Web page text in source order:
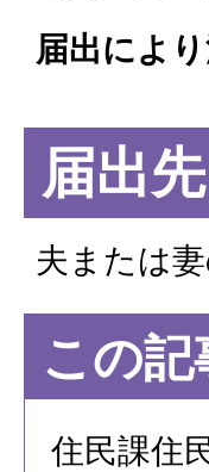
届出によ
届出先
夫または
この
住民課住